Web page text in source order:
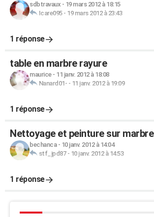
sdbtravaux - 19 mars 2012 à 18:15
Icare095- 19 mars 2012 à 23:43
1 réponse
table en marbre rayure
maurice- 11 janv. 2012 à 18:08
Nanard01- - 11 janv. 2012 à 19:09
1 réponse
Nettoyage et peinture sur marbre
bechanca- 10 janv. 2012 à 14:04
stf_jpd87- 10 janv. 2012 à 14:53
1 réponse